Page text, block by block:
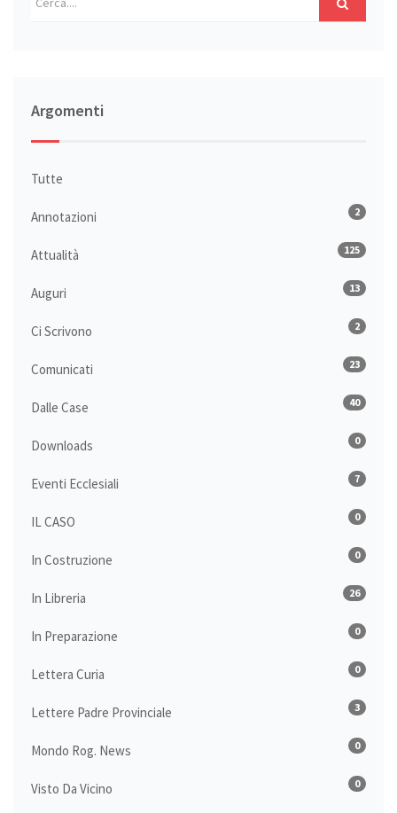
Argomenti
Tutte
Annotazioni 2
Attualità 125
Auguri 13
Ci Scrivono 2
Comunicati 23
Dalle Case 40
Downloads 0
Eventi Ecclesiali 7
IL CASO 0
In Costruzione 0
In Libreria 26
In Preparazione 0
Lettera Curia 0
Lettere Padre Provinciale 3
Mondo Rog. News 0
Visto Da Vicino 0